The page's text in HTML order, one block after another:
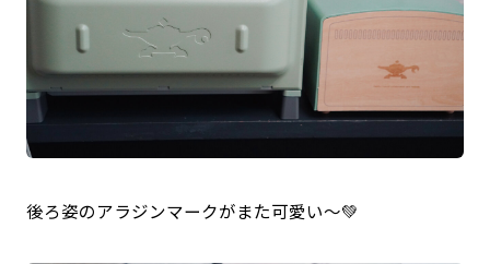
後ろ姿のアラジンマークがまた可愛い〜💚